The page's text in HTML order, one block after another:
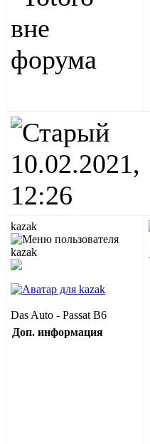
10.02.2021,
12:26
kazak
Das Auto - Passat B6
Доп. информация